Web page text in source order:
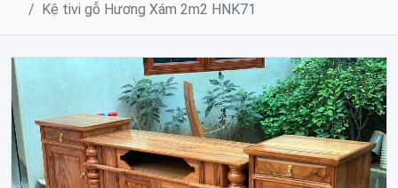
Kệ tivi gỗ Hương Xám 2m2 HNK71